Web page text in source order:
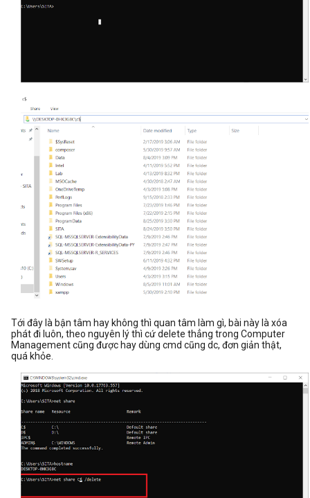
Tới đây là bận tâm hay không thì quan tâm làm gì, bài này là xóa
phát đi luôn, theo nguyên lý thì cứ delete thẳng trong Computer
Management cũng được hay dùng cmd cũng dc, đơn giản thật,
quá khỏe.